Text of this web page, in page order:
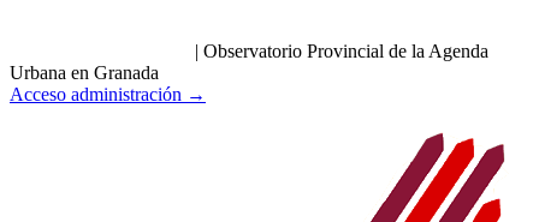
| Observatorio Provincial de la Agenda
Urbana en Granada
Acceso administración →